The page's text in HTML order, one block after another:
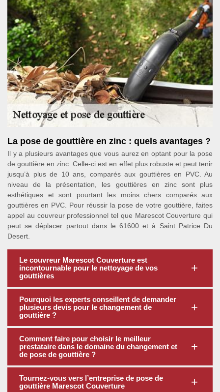
La pose de gouttière en zinc : quels avantages ?
Il y a plusieurs avantages que vous aurez en optant pour la pose
de gouttière en zinc. Celle-ci est en effet plus robuste et peut tenir
jusqu’à plus de 10 ans, comparés aux gouttières en PVC. Au
niveau de la présentation, les gouttières en zinc sont plus
esthétiques et sont pourtant les moins chers comparés aux
gouttières en PVC. Pour réussir la pose de votre gouttière, faites
appel au couvreur professionnel tel que Marescot Couverture qui
peut se déplacer partout dans le 61600 et à Saint Patrice Du
Desert.
Le couvreur Marescot Couverture est
incontournable pour le nettoyage de vos
gouttières
Pourquoi les experts conseillent de demander
plusieurs devis pour le changement de
gouttière ?
Comment faire pour choisir le meilleur
prestataire dans le domaine du changement et
de pose de gouttière ?
Tournez-vous vers l’entreprise de pose de
gouttière Marescot Couverture